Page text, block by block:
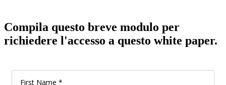
Compila questo breve modulo per
richiedere l'accesso a questo white paper.